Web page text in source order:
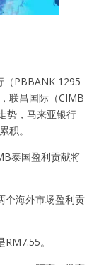
（PBBANK 1295
联昌国际（CIMB
势，马来亚银行
积。
泰国盈利贡献将
个海外市场盈利贡
。